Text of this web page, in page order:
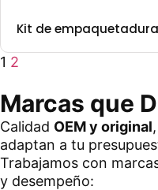
Kit de
1 2
Marcas que
Calidad OEM y original
adaptan a tu
Trabajamos con
y desempeño: